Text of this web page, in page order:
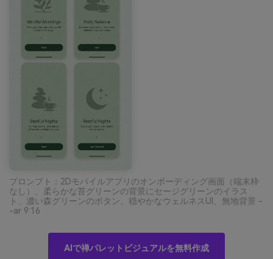
プロンプト：2Dモバイルアプリのオンボーディング画面（端末枠
なし）、柔らかな苔グリーンの背景にセージグリーンのイラス
ト、濃い森グリーンのボタン、穏やかなウェルネスUI、無地背景 -
-ar 9:16
AIで禅パレットビジュアルを無料作成